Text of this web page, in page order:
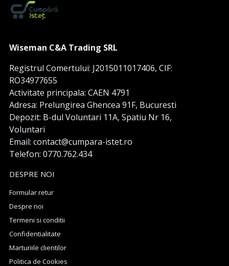
Wiseman C&A Trading SRL
Registrul Comertului: J2015011017406, CIF:
RO34977655
Activitate principala: CAEN 4791
Adresa: Prelungirea Ghencea 91F, Bucuresti
Depozit: B-dul Voluntari 11A, Spatiu Nr 16,
Voluntari
Email: contact@cumpara-istet.ro
Telefon: 0770.762.434
DESPRE NOI
Formular retur
Despre noi
Termeni si conditii
Confidentialitate
Marturiile clientilor
Politica de Cookies